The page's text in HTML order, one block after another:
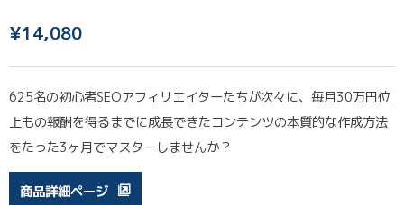
¥14,080
625名の初心者SEOアフィリエイターたちが次々に、毎月30万円位
上もの報酬を得るまでに成長できたコンテンツの本質的な作成方法
をたった3ヶ月でマスターしませんか？
商品詳細ページ